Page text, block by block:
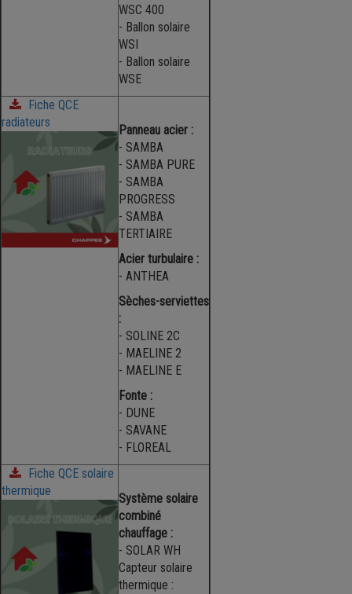
WSC 400
- Ballon solaire
WSI
- Ballon solaire
WSE
Fiche QCE
radiateurs
Panneau acier :
- SAMBA
- SAMBA PURE
- SAMBA
PROGRESS
- SAMBA
TERTIAIRE
Acier turbulaire :
- ANTHEA
Sèches-serviettes
:
- SOLINE 2C
- MAELINE 2
- MAELINE E
Fonte :
- DUNE
- SAVANE
- FLOREAL
Fiche QCE solaire
thermique
Système solaire
combiné
chauffage :
- SOLAR WH
Capteur solaire
thermique :